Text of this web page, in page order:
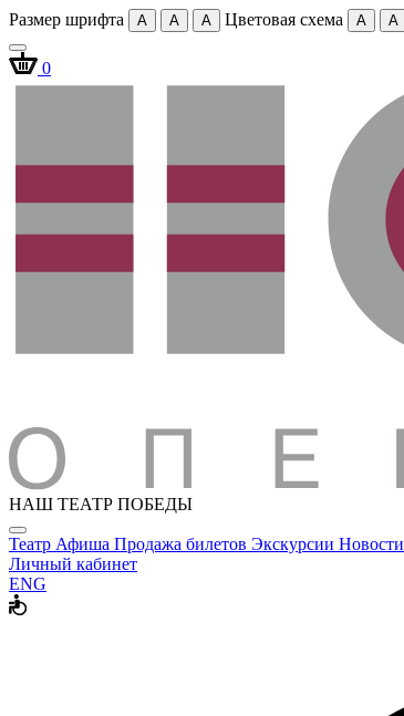
Размер шрифта A A A Цветовая схема A A
0
НАШ ТЕАТР ПОБЕДЫ
Театр Афиша Продажа билетов Экскурсии Новости
Личный кабинет
ENG